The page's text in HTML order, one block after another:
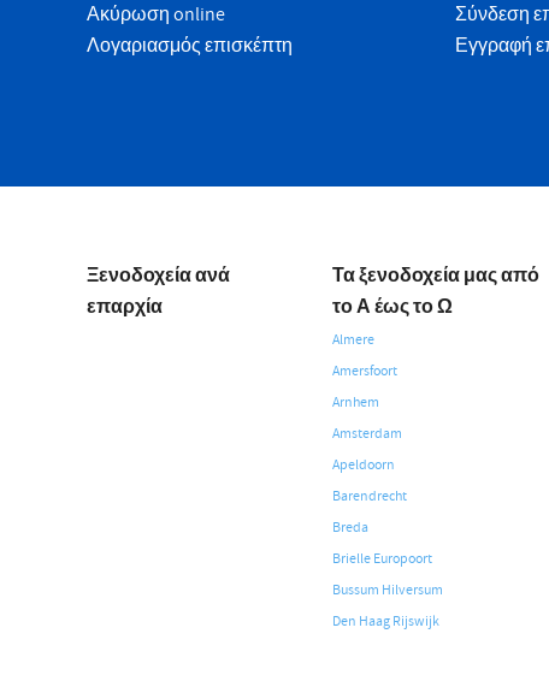
Ακύρωση online
Λογαριασμός επισκέπτη
Σύνδεση
Εγγραφή
Ξενοδοχεία ανά
επαρχία
Τα ξενοδοχεία μας από
το Α έως το Ω
Almere
Amersfoort
Arnhem
Amsterdam
Apeldoorn
Barendrecht
Breda
Brielle Europoort
Bussum Hilversum
Den Haag Rijswijk